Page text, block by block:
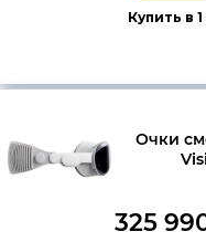
Купить в
Очки
325